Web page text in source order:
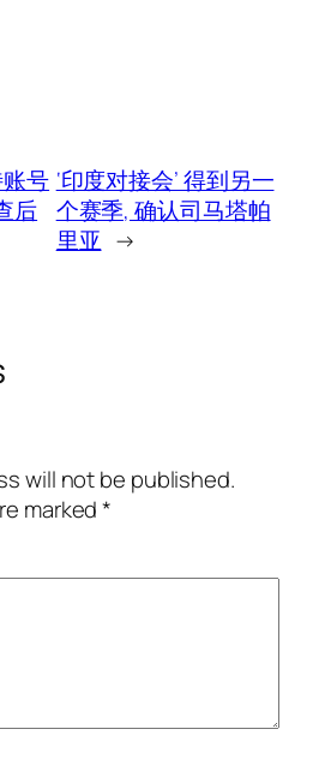
号
后
‘印度对接会’ 得到另一
个赛季, 确认司马塔帕
里亚 →
will not be published.
marked*